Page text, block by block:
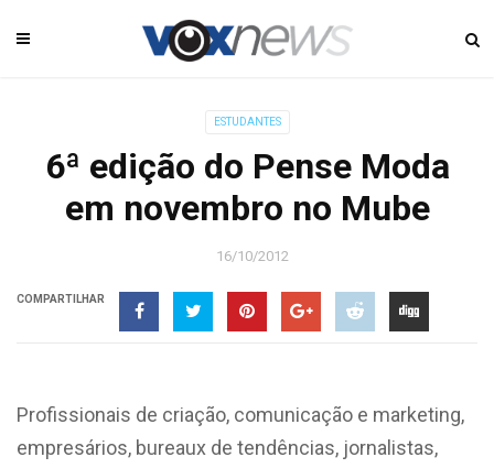
ESTUDANTES
6ª edição do Pense Moda
em novembro no Mube
16/10/2012
COMPARTILHAR
Profissionais de criação, comunicação e marketing,
empresários, bureaux de tendências, jornalistas,